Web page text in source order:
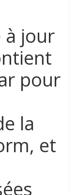
à jour
pour
la
et